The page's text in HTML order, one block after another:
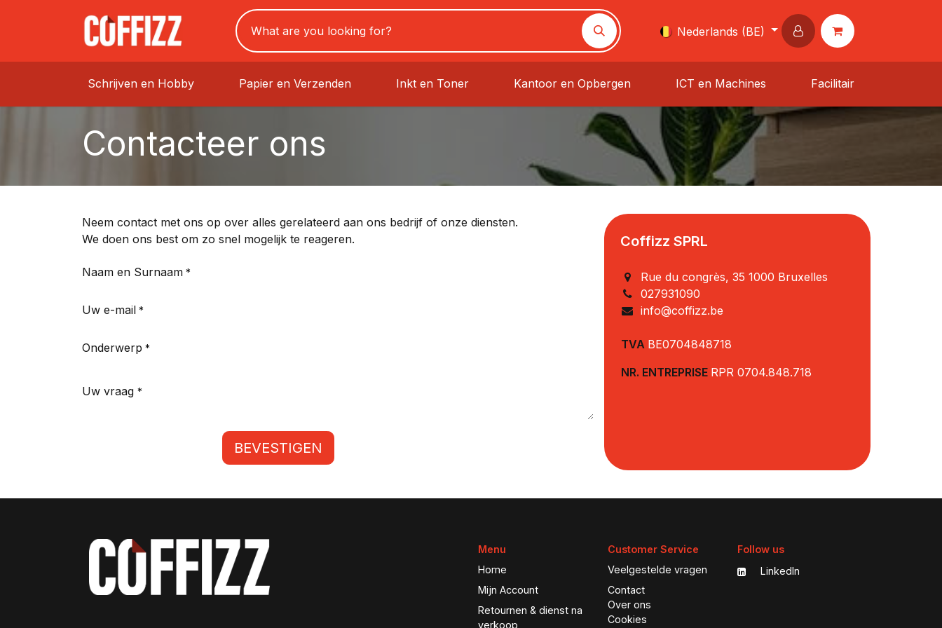
Nederlands (BE)
Schrijven en Hobby Papier en Verzenden Inkt en Toner Kantoor en Opbergen ICT en Machines Facilitair
Contacteer ons
Neem contact met ons op over alles gerelateerd aan ons bedrijf of onze diensten.
We doen ons best om zo snel mogelijk te reageren.
Naam en Surnaam *
Uw e-mail *
Onderwerp *
Uw vraag *
BEVESTIGEN
Coffizz SPRL
Rue du congrès, 35 1000 Bruxelles
027931090
info@coffizz.be
TVA BE0704848718
NR. ENTREPRISE RPR 0704.848.718
Follow us
LinkedIn
Customer Service
Veelgestelde vragen
Contact
Over ons
Cookies
Menu
Home
Mijn Account
Retournen & dienst na
verkoop